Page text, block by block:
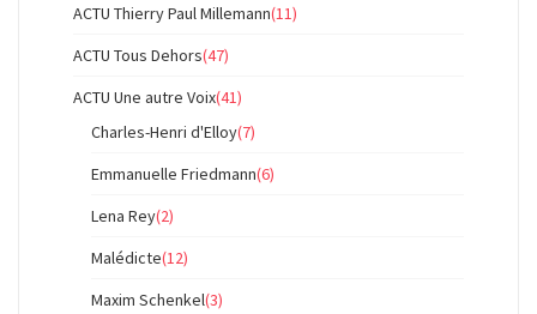
ACTU Thierry Paul Millemann(11)
ACTU Tous Dehors(47)
ACTU Une autre Voix(41)
Charles-Henri d'Elloy(7)
Emmanuelle Friedmann(6)
Lena Rey(2)
Malédicte(12)
Maxim Schenkel(3)